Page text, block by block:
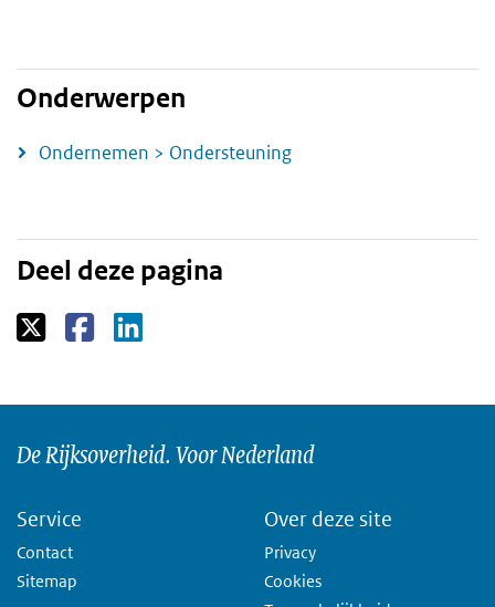
Onderwerpen
Ondernemen > Ondersteuning
Deel deze pagina
De Rijksoverheid. Voor Nederland
Service
Contact
Sitemap
Over deze site
Privacy
Cookies